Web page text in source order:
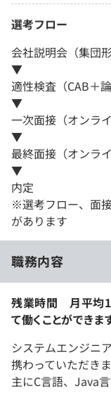
選考フロー
会社説明会（集団
▼
適性検査（CAB＋
▼
一次面接（オンライ
▼
最終面接（オンライ
▼
内定
※選考フロー、面
があります
職務内容
残業時間 月平均
て働くことができま
システムエンジニ
携わっていただきま
主にC言語、Java